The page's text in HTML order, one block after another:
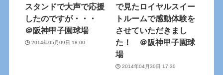
スタンドで大声で応援
したのですが・・・
＠阪神甲子園球場
2014年05月09日 18:00
で見たロイヤルスイー
トルームで感動体験を
させていただきまし
た！ ＠阪神甲子園球
場
2014年04月30日 17:30